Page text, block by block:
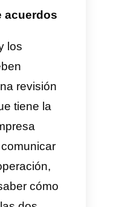
de
darte toda la
que
la
de
la empresa.